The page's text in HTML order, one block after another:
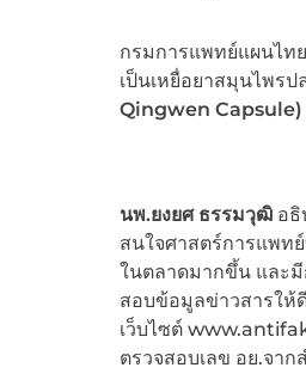
กรมการแพทย์แผนไท
เป็นเหยื่อยาสมุนไพร
Qingwen Capsule)
นพ.ยงยศ ธรรมวุฒิอธิ
สนใจศาสตร์การแพท
ในตลาดมากขึ้น และมี
สอบข้อมูลข่าวสารให้
เว็บไซต์
ตรวจสอบเลข อย.จา